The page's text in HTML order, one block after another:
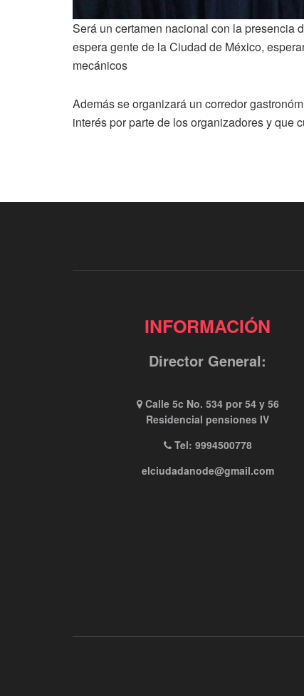
Será un certamen nacional con la presencia
espera gente de la Ciudad de México,
mecánicos
Además se organizará un corredor
interés por parte de los organizadores y que
INFORMACIÓN
Director General:
Calle 5c No. 534 por 54 y 56
Residencial pensiones IV
Tel: 9994500778
elciudadanode@gmail.com